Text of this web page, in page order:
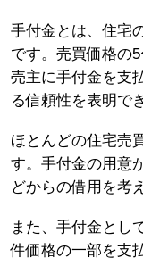
手付金とは、住宅
です。売買価格の
売主に手付金を支
る信頼性を表明で
ほとんどの住宅売
す。手付金の用意
どからの借用を考
また、手付金とし
件価格の一部を支